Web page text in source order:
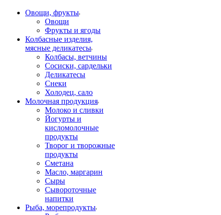
Овощи, фрукты
Овощи
Фрукты и ягоды
Колбасные изделия,
мясные деликатесы
Колбасы, ветчины
Сосиски, сардельки
Деликатесы
Снеки
Холодец, сало
Молочная продукция
Молоко и сливки
Йогурты и
кисломолочные
продукты
Творог и творожные
продукты
Сметана
Масло, маргарин
Сыры
Сывороточные
напитки
Рыба, морепродукты